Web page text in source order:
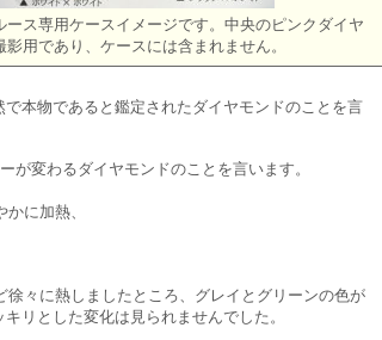
ス専用ケースイメージです。中央のピンクダイヤ
影用であり、ケースには含まれません。
本物であると鑑定されたダイヤモンドのことを言
が変わるダイヤモンドのことを言います。
に加熱、
々に熱しましたところ、グレイとグリーンの色が
リとした変化は見られませんでした。